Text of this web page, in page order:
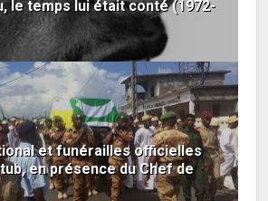
le temps lui était conté (1972-
et funérailles officielles
en présence du Chef de